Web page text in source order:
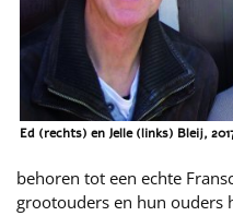
Ed (rechts) en Jelle (links) Bleij,
behoren tot een echte
grootouders en hun ouders